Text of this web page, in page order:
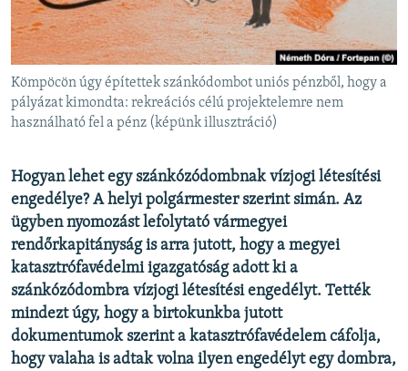
EURÓPAI UNIÓ
VILÁG
KLÍMAVÁLTOZÁS
A MÚLT TANULSÁGAI
Valamennyi RFE/RL weboldal
Kömpöcön úgy építettek szánkódombot uniós pénzből, hogy a
pályázat kimondta: rekreációs célú projektelemre nem
használható fel a pénz (képünk illusztráció)
Hogyan lehet egy szánkózódombnak vízjogi létesítési
engedélye? A helyi polgármester szerint simán. Az
ügyben nyomozást lefolytató vármegyei
rendőrkapitányság is arra jutott, hogy a megyei
katasztrófavédelmi igazgatóság adott ki a
szánkózódombra vízjogi létesítési engedélyt. Tették
mindezt úgy, hogy a birtokunkba jutott
dokumentumok szerint a katasztrófavédelem cáfolja,
hogy valaha is adtak volna ilyen engedélyt egy dombra,